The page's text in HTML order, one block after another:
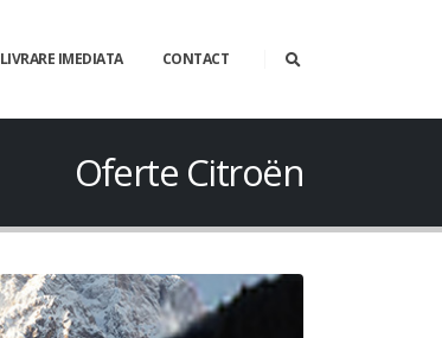
LIVRARE IMEDIATA CONTACT
Oferte Citroën